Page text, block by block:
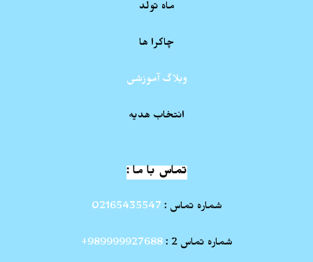
ماه تولد
چاکرا ها
وبلاگ آموزشی
انتخاب هدیه
تماس با ما :
شماره تماس : 02165435547
شماره تماس 2 : 989999927688+